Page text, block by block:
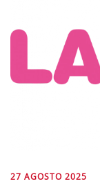
27 AGOSTO 2025